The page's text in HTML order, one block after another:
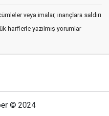
veya imalar, inançlara saldırı
harflerle yazılmış yorumlar
© 2024